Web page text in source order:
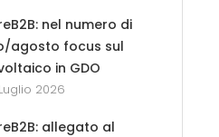
nel numero di
agosto focus sul
in GDO
2026
allegato al